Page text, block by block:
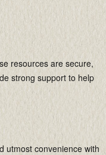
resources are secure,
strong support to help
utmost convenience with